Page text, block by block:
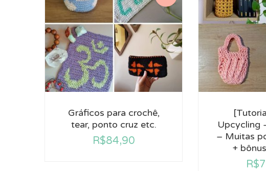
Gráficos para crochê,
tear, ponto cruz etc.
R$84,90
Upcycling
– Muitas
+
R$